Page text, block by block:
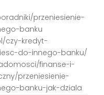
przeniesienie-
banku
czy-kredyt-
do-innego-banku/
finanse-i-
przeniesienie-
banku-jak-dziala